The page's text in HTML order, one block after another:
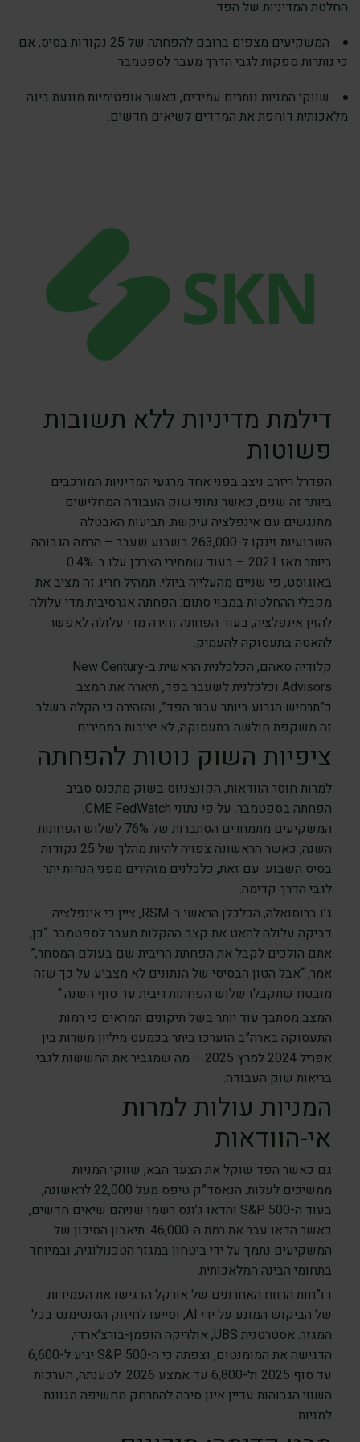
החלטת המדיניות של הפד.
המשקיעים מצפים ברובם להפחתה של 25 נקודות בסיס, אם
כי נותרות ספקות לגבי הדרך מעבר לספטמבר.
שווקי המניות נותרים עמידים, כאשר אופטימיות מונעת בינה
מלאכותית דוחפת את המדדים לשיאים חדשים.
דילמת מדיניות ללא תשובות
פשוטות
הפדרל ריזרב ניצב בפני אחד מרגעי המדיניות המורכבים
ביותר זה שנים, כאשר נתוני שוק העבודה המחלישים
מתנגשים עם אינפלציה עיקשת. תביעות האבטלה
השבועיות זינקו ל-263,000 בשבוע שעבר – הרמה הגבוהה
ביותר מאז 2021 – בעוד שמחירי הצרכן עלו ב-0.4%
באוגוסט, פי שניים מהעלייה ביולי. תמהיל חריג זה מציב את
מקבלי ההחלטות במבוי סתום: הפחתה אגרסיבית מדי עלולה
להזין אינפלציה, בעוד הפחתה זהירה מדי עלולה לאפשר
להאטה בתעסוקה להעמיק.
קלודיה סאהם, הכלכלנית הראשית ב-New Century
Advisors וכלכלנית לשעבר בפד, תיארה את המצב
כ”תרחיש הגרוע ביותר עבור הפד”, והזהירה כי הקלה בשלב
זה משקפת חולשה בתעסוקה, לא יציבות במחירים.
ציפיות השוק נוטות להפחתה
למרות חוסר הוודאות, הקונצנזוס בשוק מתכנס סביב
הפחתה בספטמבר. על פי נתוני CME FedWatch,
המשקיעים מתמחרים הסתברות של 76% לשלוש הפחתות
השנה, כאשר הראשונה צפויה להיות מהלך של 25 נקודות
בסיס השבוע. עם זאת, כלכלנים מזהירים מפני הנחות יתר
לגבי הדרך קדימה.
ג’ו ברוסואלה, הכלכלן הראשי ב-RSM, ציין כי אינפלציה
דביקה עלולה להאט את קצב ההקלות מעבר לספטמבר. “כן,
אתם הולכים לקבל את הפחתת הריבית שם בעולם המסחר,”
אמר, “אבל הטון הבסיסי של הנתונים לא מצביע על כך שזה
מובטח שתקבלו שלוש הפחתות ריבית עד סוף השנה.”
המצב מסתבך עוד יותר בשל תיקונים המראים כי רמות
התעסוקה בארה”ב הוערכו ביתר בכמעט מיליון משרות בין
אפריל 2024 למרץ 2025 – מה שמגביר את החששות לגבי
בריאות שוק העבודה.
המניות עולות למרות
אי-הוודאות
גם כאשר הפד שוקל את הצעד הבא, שווקי המניות
ממשיכים לעלות. הנאסד”ק טיפס מעל 22,000 לראשונה,
בעוד ה-S&P 500 והדאו ג’ונס רשמו שניהם שיאים חדשים,
כאשר הדאו עבר את רמת ה-46,000. תיאבון הסיכון של
המשקיעים נתמך על ידי ביטחון במגזר הטכנולוגיה, ובמיוחד
בתחומי הבינה המלאכותית.
דו”חות הרווח האחרונים של אורקל הדגישו את העמידות
של הביקוש המונע על ידי AI, וסייעו לחיזוק הסנטימנט בכל
המגזר. אסטרטגית UBS, אולריקה הופמן-בורצ’ארדי,
הדגישה את המומנטום, וצפתה כי ה-S&P 500 יגיע ל-6,600
עד סוף 2025 ול-6,800 עד אמצע 2026. לטענתה, הערכות
השווי הגבוהות עדיין אינן סיבה להתרחק מחשיפה מגוונת
למניות.